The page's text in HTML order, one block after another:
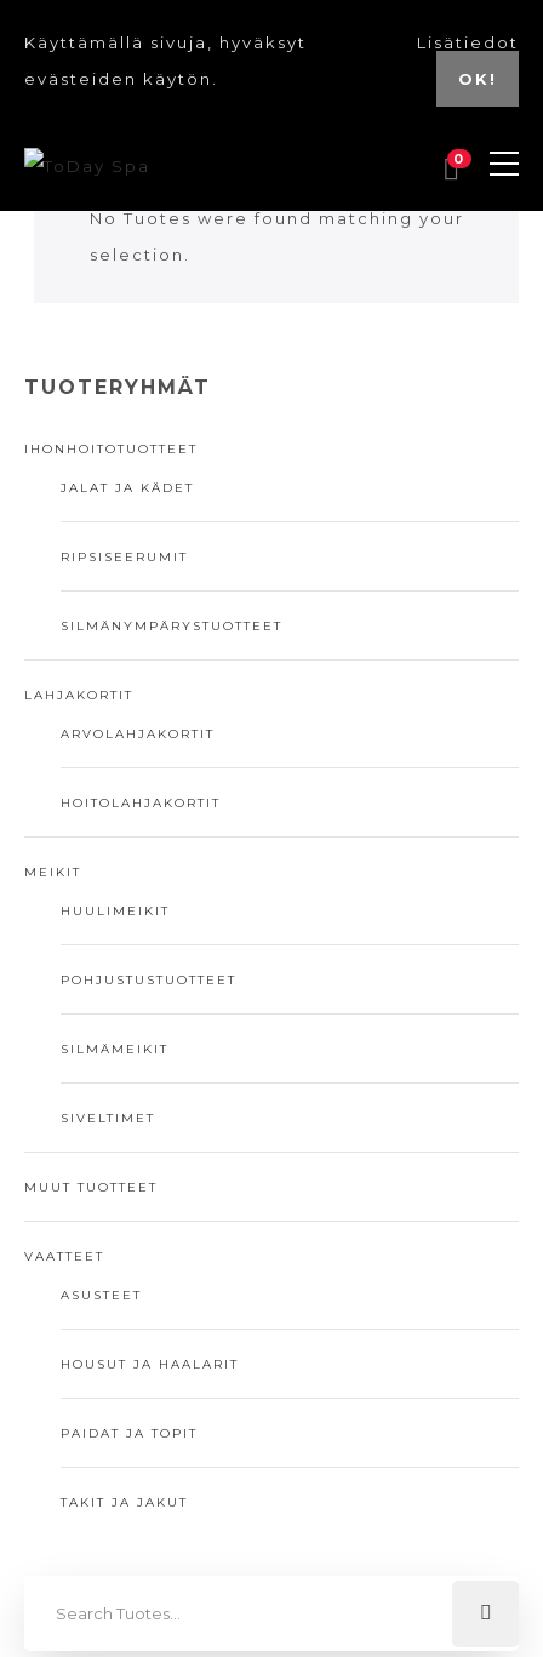
Käyttämällä sivuja, hyväksyt
evästeiden käytön.
Lisätiedot
OK!
0
No Tuotes were found matching your
selection.
TUOTERYHMÄT
IHONHOITOTUOTTEET
JALAT JA KÄDET
RIPSISEERUMIT
SILMÄNYMPÄRYSTUOTTEET
LAHJAKORTIT
ARVOLAHJAKORTIT
HOITOLAHJAKORTIT
MEIKIT
HUULIMEIKIT
POHJUSTUSTUOTTEET
SILMÄMEIKIT
SIVELTIMET
MUUT TUOTTEET
VAATTEET
ASUSTEET
HOUSUT JA HAALARIT
PAIDAT JA TOPIT
TAKIT JA JAKUT